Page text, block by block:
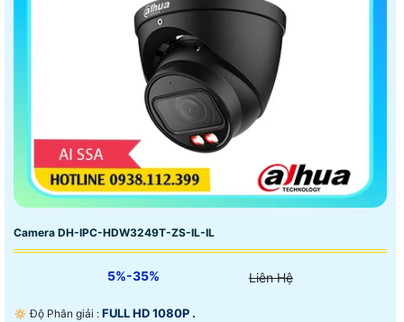
Camera DH-IPC-HDW3249T-ZS-IL-IL
5%-35% Liên Hệ
🔅 Độ Phân giải : FULL HD 1080P .